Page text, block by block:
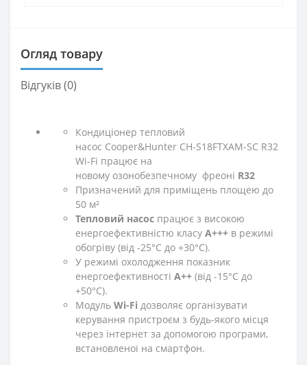
Огляд товару
Відгуків (0)
Кондиціонер тепловий
насос Cooper&Hunter CH-S18FTXAM-SC R32
Wi-Fi працює на
новому озонобезпечному фреоні R32
Призначений для приміщень площею до
50 м²
Тепловий насос працює з високою
енергоефективністю класу A+++ в режимі
обогріву (від -25°С до +30°С).
У режимі охолодження показник
енергоефективності A++ (від -15°С до
+50°С).
Модуль Wi-Fi дозволяє організувати
керування пристроєм з будь-якого місця
через інтернет за допомогою програми,
встановленої на смартфон.